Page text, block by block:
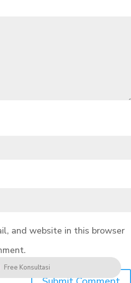
and website in this browser
Free Konsultasi